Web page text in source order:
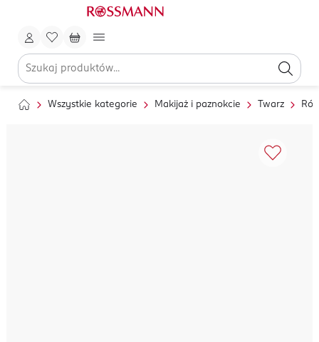
Wszystkie kategorie Makijaż i paznokcie Twarz